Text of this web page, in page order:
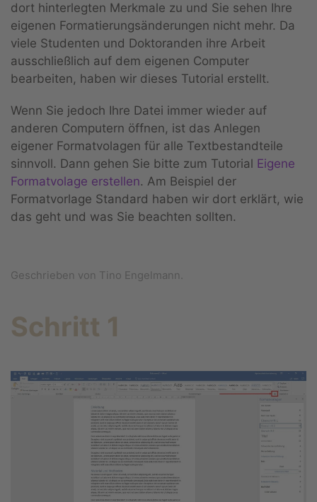
dort hinterlegten Merkmale zu und Sie sehen Ihre
eigenen Formatierungsänderungen nicht mehr. Da
viele Studenten und Doktoranden ihre Arbeit
ausschließlich auf dem eigenen Computer
bearbeiten, haben wir dieses Tutorial erstellt.
Wenn Sie jedoch Ihre Datei immer wieder auf
anderen Computern öffnen, ist das Anlegen
eigener Formatvolagen für alle Textbestandteile
sinnvoll. Dann gehen Sie bitte zum Tutorial Eigene
Formatvolage erstellen. Am Beispiel der
Formatvorlage Standard haben wir dort erklärt, wie
das geht und was Sie beachten sollten.
Geschrieben von Tino Engelmann.
Schritt 1